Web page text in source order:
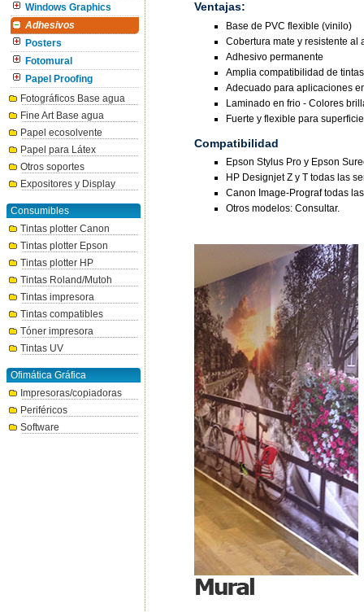
Windows Graphics
Adhesivos
Posters
Fotomural
Papel Proofing
Fotográficos Base agua
Fine Art Base agua
Papel ecosolvente
Papel para Látex
Otros soportes
Expositores y Display
Consumibles
Tintas plotter Canon
Tintas plotter Epson
Tintas plotter HP
Tintas Roland/Mutoh
Tintas impresora
Tintas compatibles
Tóner impresora
Tintas UV
Ofimática Gráfica
Impresoras/copiadoras
Periféricos
Software
Ventajas:
Base de PVC flexible (vinilo)
Cobertura mate y resistente al
Adhesivo permanente
Amplia compatibilidad de tintas
Adecuado para aplicaciones
Laminado en frio - Colores
Fuerte y flexible para
Compatibilidad
Epson Stylus Pro y Epson
HP Designjet Z y T todas las
Canon Image-Prograf todas
Otros modelos: Consultar.